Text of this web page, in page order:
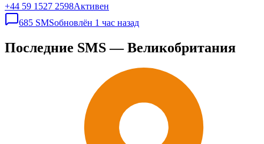
+44 59 1527 2598Активен
685 SMSобновлён 1 час назад
Последние SMS — Великобритания